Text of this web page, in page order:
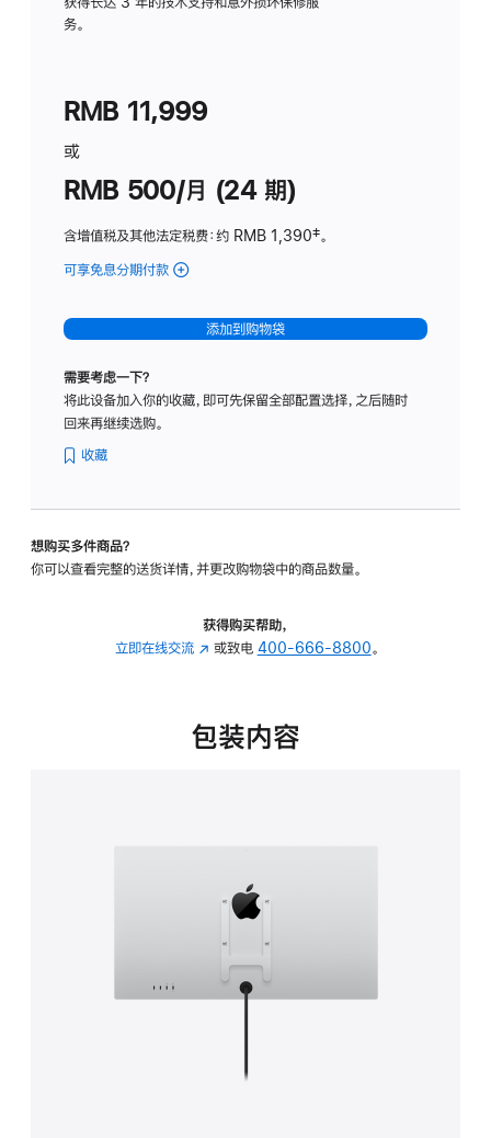
务。
RMB 11,999
或
RMB 500/月 (24 期)
含增值税及其他法定税费：约 RMB 1,390脚
‡。
可享免息分期付款 (Studio
-
标
璃
转
的
添加到购物袋
需要考虑一下？
将此设备加入你的收藏，即可先保留全部配置选择，之后随时
回来再继续选购。
收藏
想购买多件商品？
你可以查看完整的送货详情，并更改购物袋中的商品数量。
获得购买帮助，
立即在线交流 (在
中
或致电 400-666-8800。
包装内容